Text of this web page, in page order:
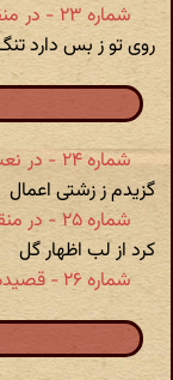
شماره ۲۳ - در منقبت حضرت امام محمد تقی (ع)‏
روی تو ز بس دارد
شماره ۲۴ - در نعت پیامبر صلی الله علیه و آله
گزیدم ز زشتی اعمال
شماره ۲۵ - در منقبت حضرت امیر علیه السلام
کرد از لب اظهار گل
شماره ۲۶ - قصیده